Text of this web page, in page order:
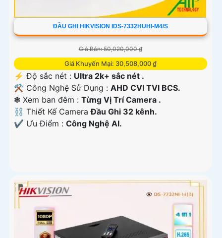
ĐẦU GHI HIKVISION IDS-7332HUHI-M4/S
Giá Bán: 50,020,000 ₫
Giá Khuyến Mại: 30,508,000 ₫
️⚡ Độ sắc nét : Ultra 2k+ sắc nét .
⚒ Công Nghệ Sử Dụng : AHD CVI TVI BCS.
❃ Xem ban đêm : Từng Vị Trí Camera .
⛓ Thiết Kế CameraĐầu Ghi 32 kênh.
️✔️ Ưu Điểm : Công Nghệ AI.